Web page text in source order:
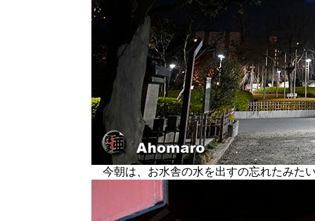
今朝は、お水舎の水を出すの忘れたみた